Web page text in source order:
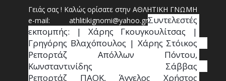
Γειάς σας ! Καλώς ορίσατε στην ΑΘΛΗΤΙΚΗ ΓΝΩΜΗ
e-mail: athlitikignomi@yahoo.grΣυντελεστές
εκπομπής: | Χάρης Γκουγκουλίτσας |
Γρηγόρης Βλαχόπουλος | Χάρης Στόικος
Ρεπορτάζ Απόλλων Πόντου,
Κωνσταντινίδης   Σάββας
Ρεπορτάζ ΠΑΟΚ, Άγγελος Χρήστος